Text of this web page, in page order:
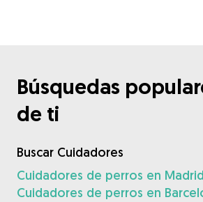
Búsquedas
de ti
Buscar Cuidadores
Cuidadores de perros en Madrid
Cuidadores de perros en